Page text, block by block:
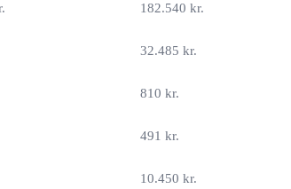
182.540 kr.
32.485 kr.
810 kr.
491 kr.
10.450 kr.